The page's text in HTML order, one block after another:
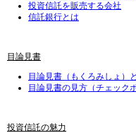
投資信託を販売する会社
信託銀行とは
目論見書
目論見書（もくろみしょ）
目論見書の見方（チェック
投資信託の魅力